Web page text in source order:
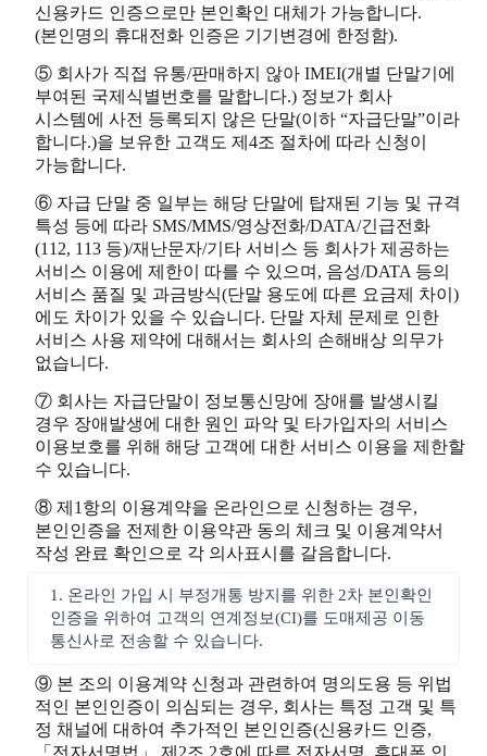
신용카드 인증으로만 본인확인 대체가 가능합니다.
(본인명의 휴대전화 인증은 기기변경에 한정함).
⑤ 회사가 직접 유통/판매하지 않아 IMEI(개별 단말기에
부여된 국제식별번호를 말합니다.) 정보가 회사
시스템에 사전 등록되지 않은 단말(이하 “자급단말”이라
합니다.)을 보유한 고객도 제4조 절차에 따라 신청이
가능합니다.
⑥ 자급 단말 중 일부는 해당 단말에 탑재된 기능 및 규격
특성 등에 따라 SMS/MMS/영상전화/DATA/긴급전화
(112, 113 등)/재난문자/기타 서비스 등 회사가 제공하는
서비스 이용에 제한이 따를 수 있으며, 음성/DATA 등의
서비스 품질 및 과금방식(단말 용도에 따른 요금제 차이)
에도 차이가 있을 수 있습니다. 단말 자체 문제로 인한
서비스 사용 제약에 대해서는 회사의 손해배상 의무가
없습니다.
⑦ 회사는 자급단말이 정보통신망에 장애를 발생시킬
경우 장애발생에 대한 원인 파악 및 타가입자의 서비스
이용보호를 위해 해당 고객에 대한 서비스 이용을 제한할
수 있습니다.
⑧ 제1항의 이용계약을 온라인으로 신청하는 경우,
본인인증을 전제한 이용약관 동의 체크 및 이용계약서
작성 완료 확인으로 각 의사표시를 갈음합니다.
1. 온라인 가입 시 부정개통 방지를 위한 2차 본인확인
인증을 위하여 고객의 연계정보(CI)를 도매제공 이동
통신사로 전송할 수 있습니다.
⑨ 본 조의 이용계약 신청과 관련하여 명의도용 등 위법
적인 본인인증이 의심되는 경우, 회사는 특정 고객 및 특
정 채널에 대하여 추가적인 본인인증(신용카드 인증,
「전자서명법」 제2조 2호에 따른 전자서명, 휴대폰 인